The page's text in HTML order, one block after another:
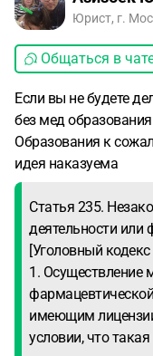
Юрист, г.
Общаться в
Если вы не будете
без мед
Образования к
идея наказуема
Статья 235.
деятельности или
[Уголовный
1. Осуществление
имеющим
условии, что